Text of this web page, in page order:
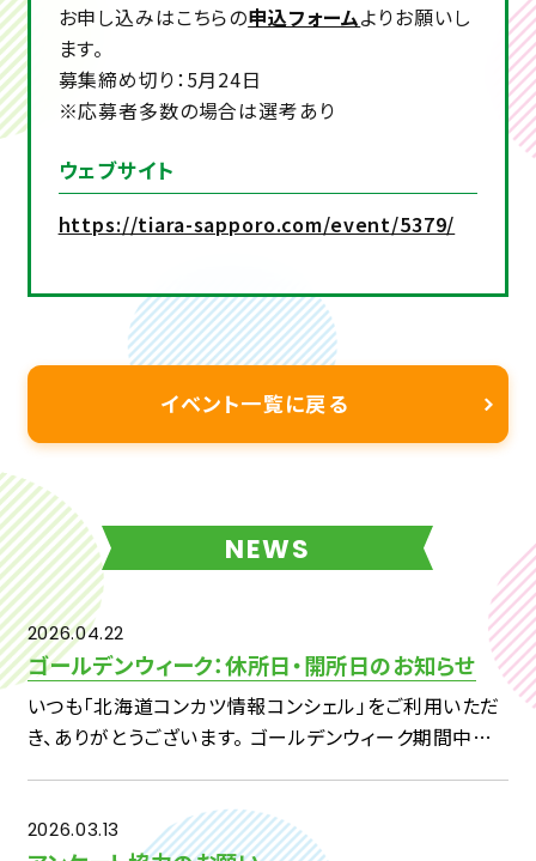
お申し込みはこちらの申込フォームよりお願いし
ます。
募集締め切り：5月24日
※応募者多数の場合は選考あり
ウェブサイト
https://tiara-sapporo.com/event/5379/
イベント一覧に戻る
NEWS
2026.04.22
ゴールデンウィーク：休所日・開所日のお知らせ
いつも「北海道コンカツ情報コンシェル」をご利用いただ
き、ありがとうございます。 ゴールデンウィーク期間中の
[…]
2026.03.13